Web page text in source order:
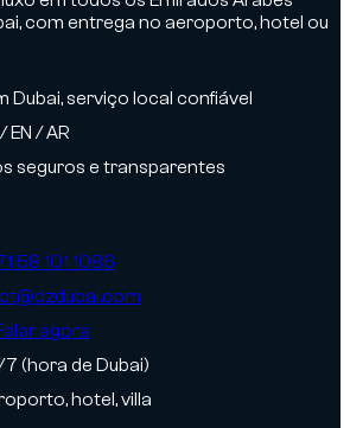
com entrega no aeroporto, hotel ou
Dubai, serviço local confiável
EN / AR
seguros e transparentes
58 101 1086
agora
(hora de Dubai)
hotel, villa